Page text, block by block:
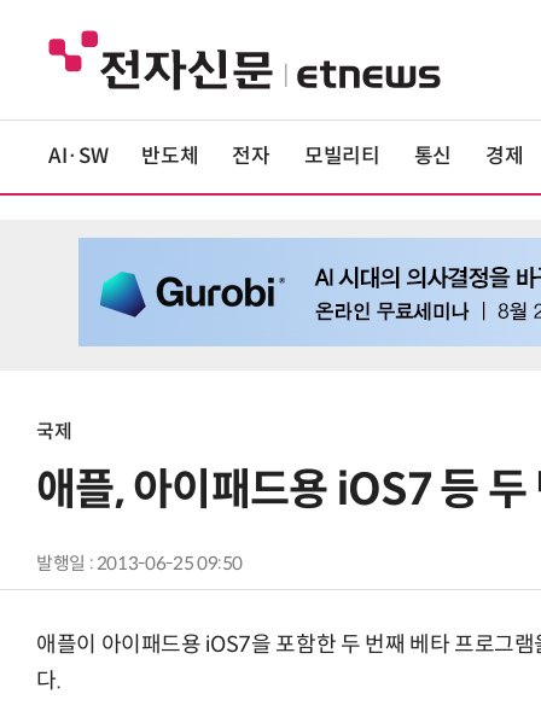
AI·SW 반도체 전자 모빌리티 통신 경제
국제
애플, 아이패드용 iOS7 등 두
발행일 : 2013-06-25 09:50
애플이 아이패드용 iOS7을 포함한 두 번째 베타 프로그
다.